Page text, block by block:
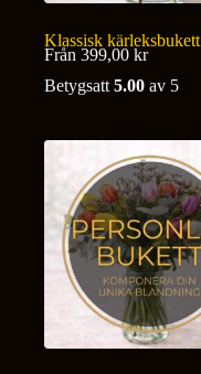
Klassisk kärleksbukett
Från 399,00 kr
Betygsatt 5.00 av 5